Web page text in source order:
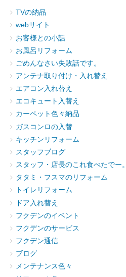
TVの納品
webサイト
お客様との小話
お風呂リフォーム
ごめんなさい失敗話です。
アンテナ取り付け・入れ替え
エアコン入れ替え
エコキュート入替え
カーペット色々納品
ガスコンロの入替
キッチンリフォーム
スタッフブログ
スタッフ・店長のこれ食べたでー。
タタミ・フスマのリフォーム
トイレリフォーム
ドア入れ替え
フクデンのイベント
フクデンのサービス
フクデン通信
ブログ
メンテナンス色々